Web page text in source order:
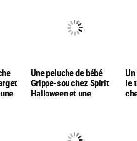
Une peluche de bébé
Grippe-sou chez Spirit
Halloween et une
le